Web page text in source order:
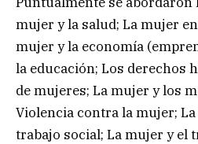
mujer y la salud; La mujer
mujer y la economía
la educación; Los derechos
de mujeres; La mujer y los
Violencia contra la mujer;
trabajo social; La mujer y el